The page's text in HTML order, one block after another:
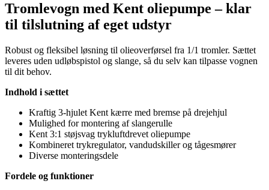
Tromlevogn med Kent oliepumpe – klar
til tilslutning af eget udstyr
Robust og fleksibel løsning til olieoverførsel fra 1/1 tromler. Sættet
leveres uden udløbspistol og slange, så du selv kan tilpasse vognen
til dit behov.
Indhold i sættet
Kraftig 3-hjulet Kent kærre med bremse på drejehjul
Mulighed for montering af slangerulle
Kent 3:1 støjsvag trykluftdrevet oliepumpe
Kombineret trykregulator, vandudskiller og tågesmører
Diverse monteringsdele
Fordele og funktioner